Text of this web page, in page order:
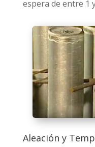
espera de entre 1
Aleación y